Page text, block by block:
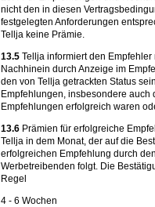
nicht den in diesen
festgelegten Anforderungen
Tellja keine Prämie.
13.5 Tellja informiert den Empfehler
Nachhinein durch Anzeige im
den von Tellja getrackten Status
Empfehlungen, insbesondere auch
Empfehlungen erfolgreich waren
13.6 Prämien für erfolgreiche
Tellja in dem Monat, der auf die
erfolgreichen Empfehlung durch den
Werbetreibenden folgt. Die
Regel
4 - 6 Wochen